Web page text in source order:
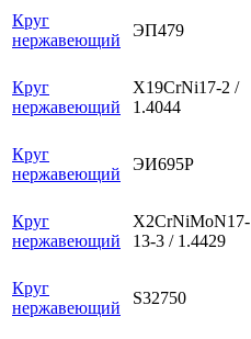
Круг
нержавеющий
ЭП479
Круг
нержавеющий
X19CrNi17-2 /
1.4044
Круг
нержавеющий
ЭИ695Р
Круг
нержавеющий
X2CrNiMoN17-
13-3 / 1.4429
Круг
нержавеющий
S32750